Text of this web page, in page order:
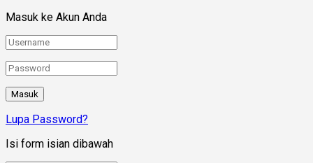
Masuk ke Akun Anda
Lupa Password?
Isi form isian dibawah